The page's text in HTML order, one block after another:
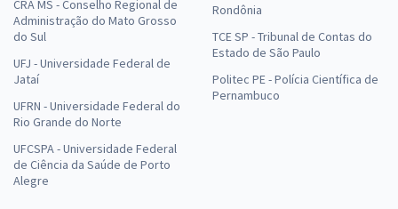
CRA MS - Conselho Regional de
Administração do Mato Grosso
do Sul
UFJ - Universidade Federal de
Jataí
UFRN - Universidade Federal do
Rio Grande do Norte
UFCSPA - Universidade Federal
de Ciência da Saúde de Porto
Alegre
Rondônia
TCE SP - Tribunal de Contas do
Estado de São Paulo
Politec PE - Polícia Científica de
Pernambuco